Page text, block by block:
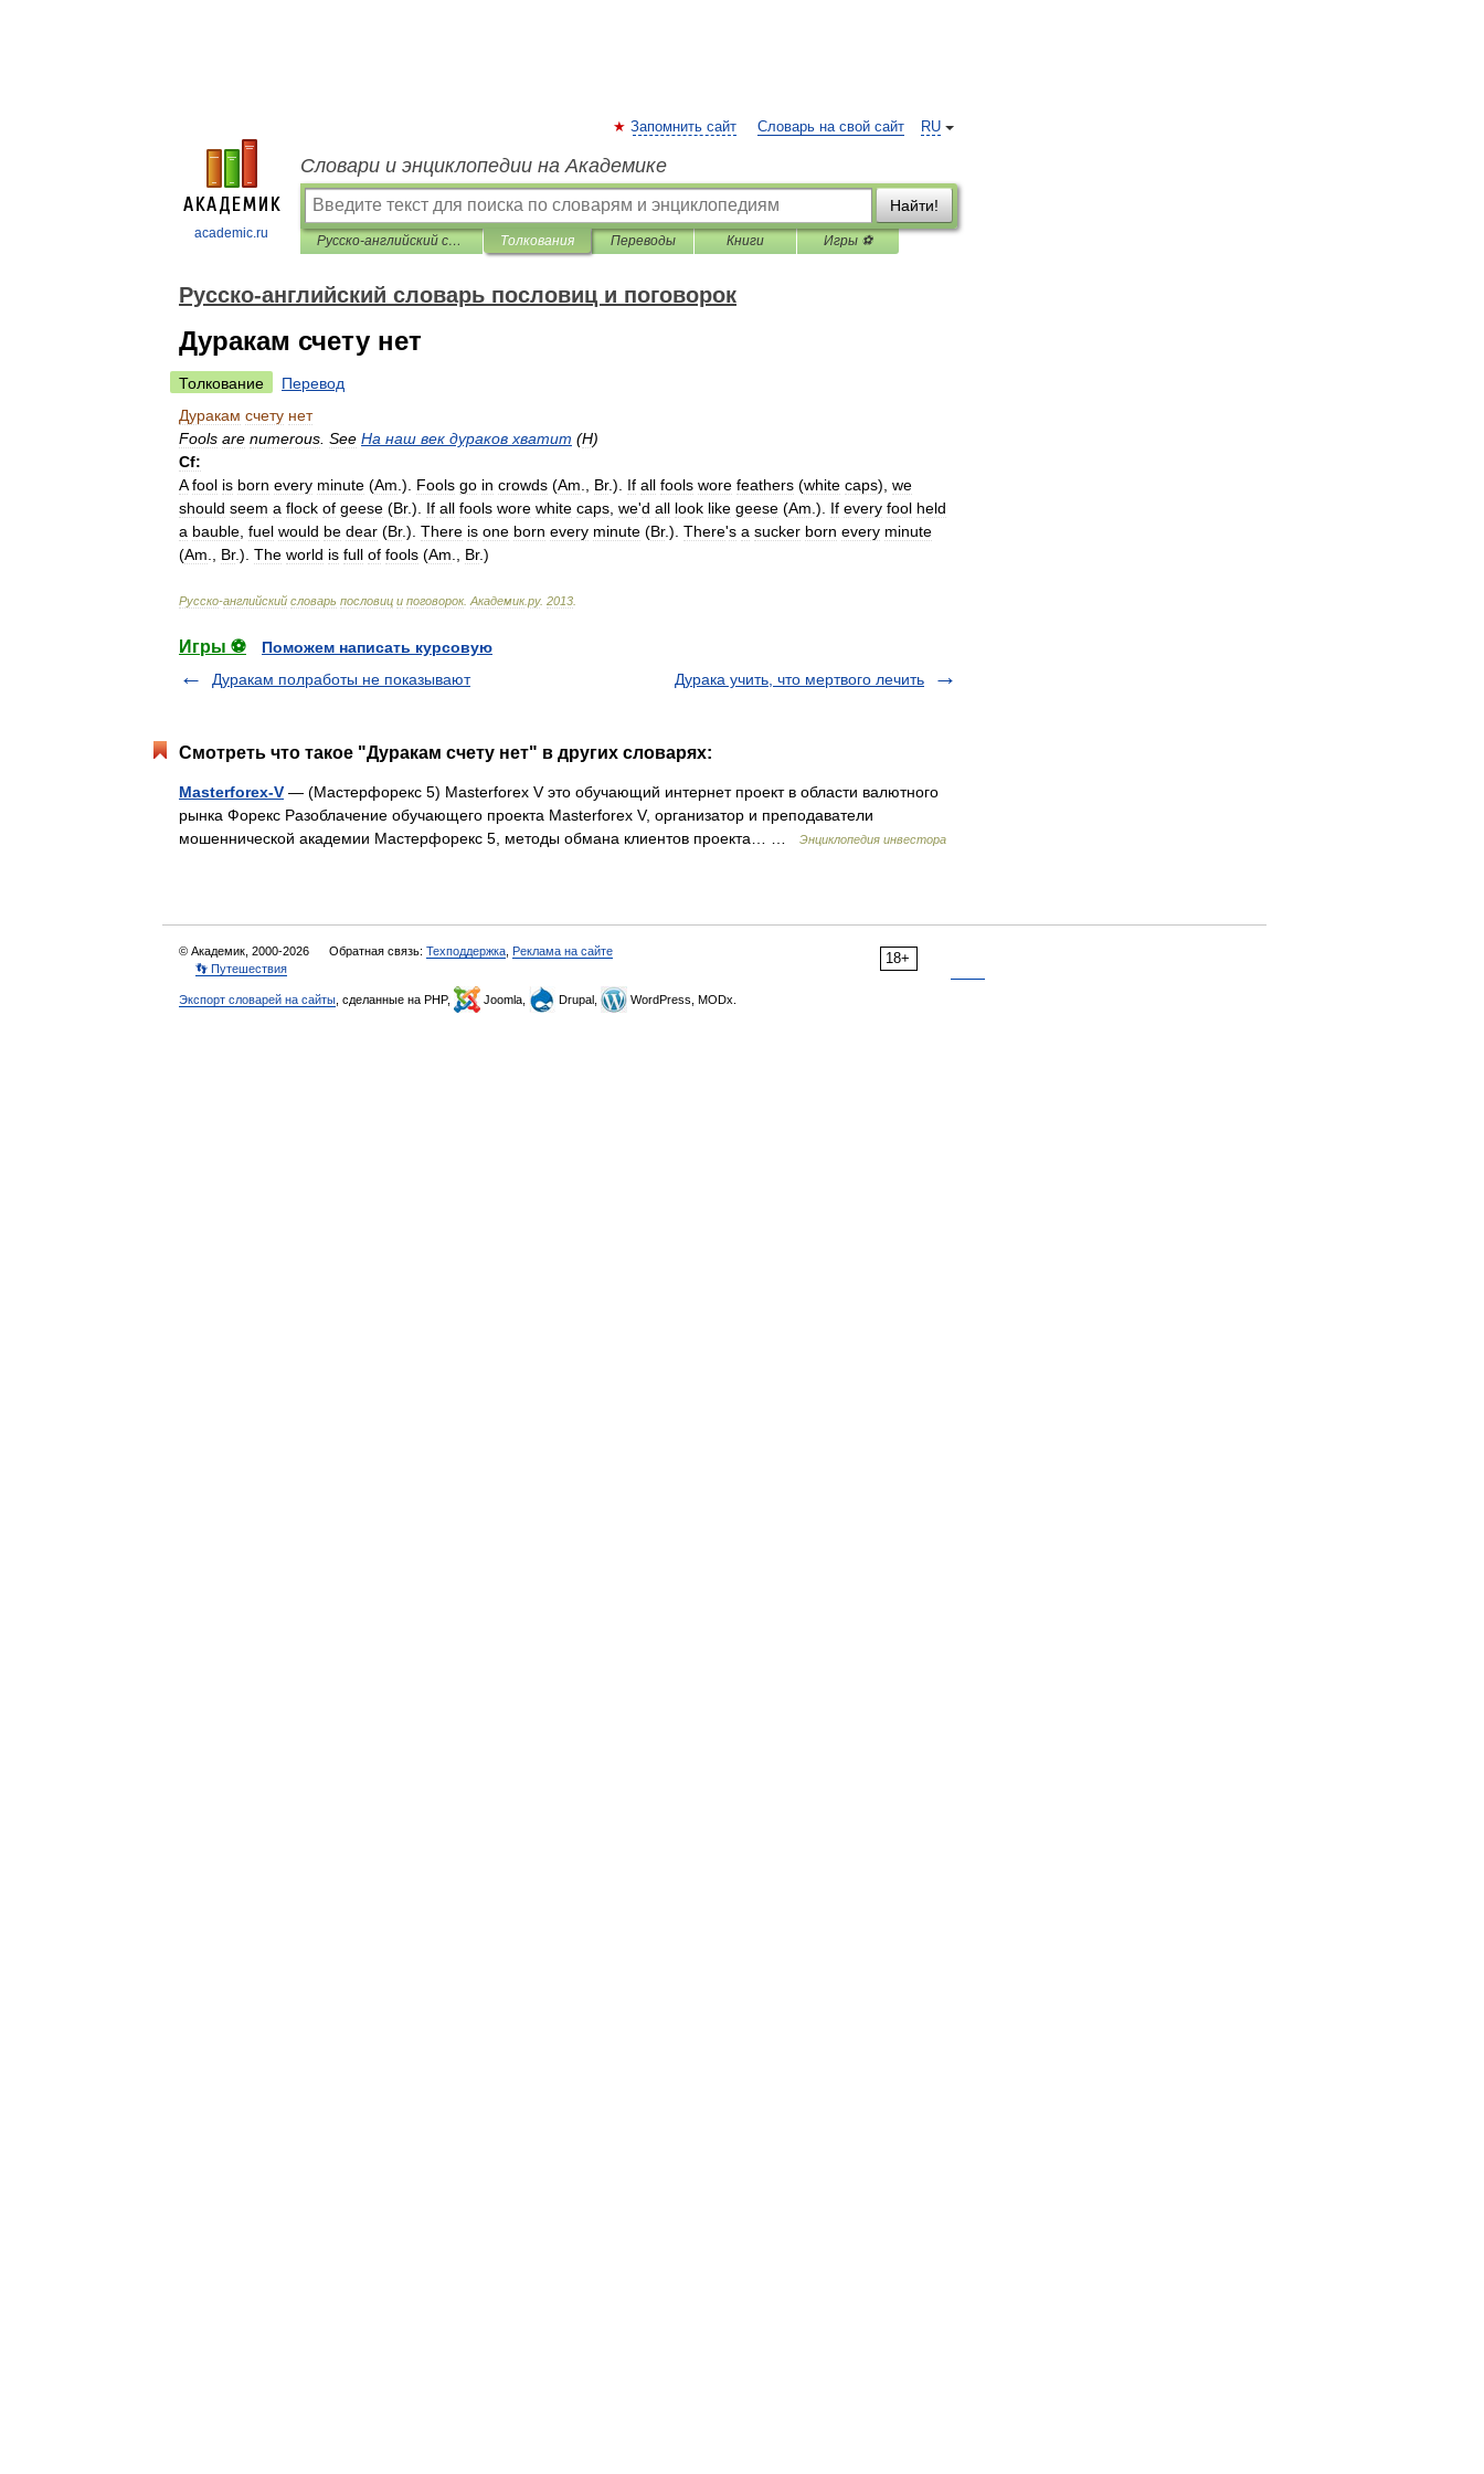
academic.ru
RU
Запомнить сайт Словарь на свой сайт
Словари и энциклопедии на Академике
Найти!
Русско-английский словарь пословиц и поговорок Толкования Переводы Книги Игры ⚽
Русско-английский словарь пословиц и поговорок
Дуракам счету нет
Толкование
Перевод
Дуракам счету нет
Fools are numerous See На наш век дураков хватит (H)
Cf:
A fool is born every minute (Am ). Fools go in crowds (Am Br.). If all fools wore feathers (white caps), we
should seem a flock of geese (Br.). If all fools wore white caps we'd all look like geese (Am ). If every fool held
a bauble fuel would be dear (Br.). There is one born every minute (Br.). There's a sucker born every minute
(Am Br.). The world is full of fools (Am Br.)
Русско-английский словарь пословиц и поговорок. Академик.ру. 2013
Игры ⚽
Поможем написать курсовую
Дуракам полработы не показывают
Дурака учить, что мертвого лечить
Смотреть что такое "Дуракам счету нет" в других словарях:
Masterforex-V — (Мастерфорекс 5) Masterforex V это обучающий интернет проект в области валютного
рынка Форекс Разоблачение обучающего проекта Masterforex V, организатор и преподаватели
мошеннической академии Мастерфорекс 5, методы обмана клиентов проекта… …
Энциклопедия инвестора
18+
© Академик, 2000-2026 Обратная связь: Техподдержка Реклама на сайте
👣 Путешествия
Экспорт словарей на сайты , сделанные на PHP, Joomla, Drupal, WordPress, MODx.